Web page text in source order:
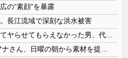
の”素顔”を暴露
長江流域で深刻な洪水被害